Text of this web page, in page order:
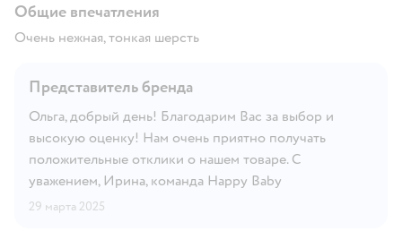
Общие впечатления
Очень нежная, тонкая шерсть
Представитель бренда
Ольга, добрый день! Благодарим Вас за выбор и
высокую оценку! Нам очень приятно получать
положительные отклики о нашем товаре. С
уважением, Ирина, команда Happy Baby
29 марта 2025